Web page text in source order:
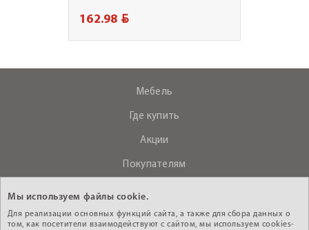
162.98 BYN
Мебель
Где купить
Акции
Покупателям
Контакты
Мы используем файлы cookie.
Для реализации основных функций сайта, а также для сбора данных о
том, как посетители взаимодействуют с сайтом, мы используем cookies-